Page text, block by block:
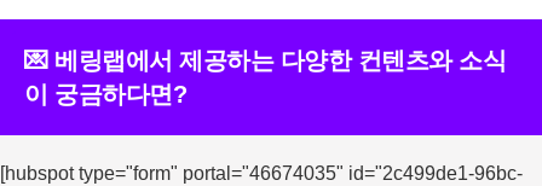
💌 베링랩에서 제공하는 다양한 컨텐츠와 소식
이 궁금하다면?
[hubspot type="form" portal="46674035" id="2c499de1-96bc-